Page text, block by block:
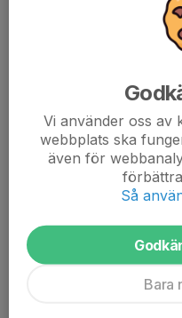
073-637 93 12
Daniel Horn
Målvaktstränare
Vi använder oss av
webbplats ska
även för
Så
Bara